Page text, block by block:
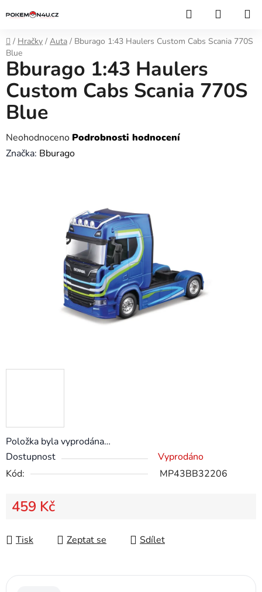
na
Hledat
Domů
/ Hračky / Auta / Bburago 1:43 Haulers Custom Cabs Scania 770S
Blue
Položka byla vyprodána…
Dostupnost
Vyprodáno
Kód:
MP43BB32206
459 Kč
Tisk
Zeptat se Sdílet
Bburago 1:43 Haulers
Custom Cabs Scania 770S
Blue
Průměrné
hodnocení
Neohodnoceno Podrobnosti hodnocení
Značka: Bburago